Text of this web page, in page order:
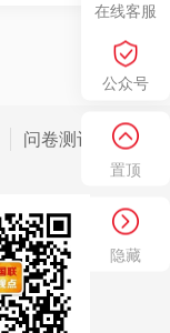
在线客服
公众号
置顶
隐藏
问卷测评